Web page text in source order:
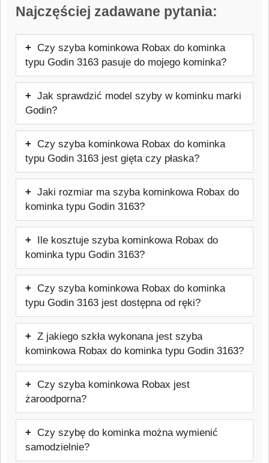
Najczęściej zadawane pytania:
Czy szyba kominkowa Robax do kominka
typu Godin 3163 pasuje do mojego kominka?
Tak, szyba będzie pasować. Oferowany
model jest przeznaczony do kominków
marki Godin. Przed zakupem warto
sprawdzić dokładny model urządzenia,
aby uniknąć pomyłki.
Jak sprawdzić model szyby w kominku marki
Godin?
Najpewniejszym sposobem jest
sprawdzenie tabliczki znamionowej pieca
lub dokumentacji technicznej urządzenia.
Warto też skontaktować się z
producentem lub sprzedawcą urządzenia
w celu weryfikacji potrzebnych informacji.
Czy szyba kominkowa Robax do kominka
typu Godin 3163 jest gięta czy płaska?
Ten model szyby jest to szyba kominkowa
płaska, dopasowana do danego frontu
pieca. Typ szyby: Żaroodporna do 800 °C
Jaki rozmiar ma szyba kominkowa Robax do
kominka typu Godin 3163?
Szyba kominkowa Robax do kominka
typu Godin 3163 ma rozmiar: 568x340
mm.
Ile kosztuje szyba kominkowa Robax do
kominka typu Godin 3163?
Cena: 251,06 zł brutto.
Czy szyba kominkowa Robax do kominka
typu Godin 3163 jest dostępna od ręki?
Produkt jest wykonywany na indywidualne
zamówienie, dlatego nie jest produktem
magazynowym dostępnym od ręki.
Z jakiego szkła wykonana jest szyba
kominkowa Robax do kominka typu Godin 3163?
Szyba wykonana jest ze szkła
ceramicznego Schott Robax, odpornego
na temperatury do około 800°C,
stosowanego w kominkach i piecach.
Czy szyba kominkowa Robax jest
żaroodporna?
Tak, jest to szkło żaroodporne
przeznaczone do kominków i pieców.
Wytrzymuje temperatury do około 800°C.
Czy szybę do kominka można wymienić
samodzielnie?